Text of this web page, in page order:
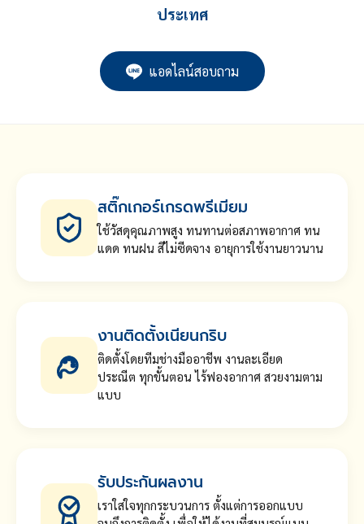
ประเทศ
แอดไลน์สอบถาม
สติ๊กเกอร์เกรดพรีเมียม
ใช้วัสดุคุณภาพสูง ทนทานต่อสภาพอากาศ ทน
แดด ทนฝน สีไม่ซีดจาง อายุการใช้งานยาวนาน
งานติดตั้งเนียนกริบ
ติดตั้งโดยทีมช่างมืออาชีพ งานละเอียด
ประณีต ทุกขั้นตอน ไร้ฟองอากาศ สวยงามตาม
แบบ
รับประกันผลงาน
เราใส่ใจทุกกระบวนการ ตั้งแต่การออกแบบ